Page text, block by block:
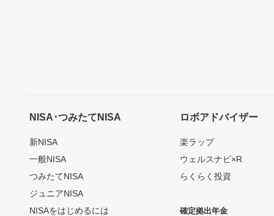
NISA･つみたてNISA
新NISA
一般NISA
つみたてNISA
ジュニアNISA
NISAをはじめるには
ロボアドバイザー
楽ラップ
ウェルスナビ×R
らくらく投資
確定拠出年金